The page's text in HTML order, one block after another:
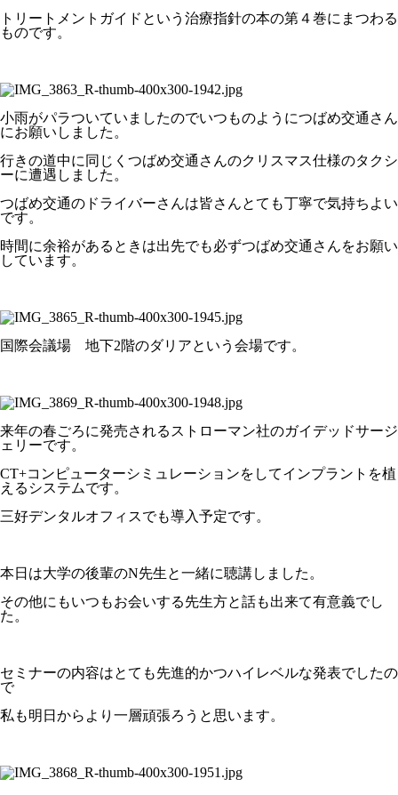
トリートメントガイドという治療指針の本の第４巻にまつわる
ものです。
小雨がパラついていましたのでいつものようにつばめ交通さん
にお願いしました。
行きの道中に同じくつばめ交通さんのクリスマス仕様のタクシ
ーに遭遇しました。
つばめ交通のドライバーさんは皆さんとても丁寧で気持ちよい
です。
時間に余裕があるときは出先でも必ずつばめ交通さんをお願い
しています。
国際会議場 地下2階のダリアという会場です。
来年の春ごろに発売されるストローマン社のガイデッドサージ
ェリーです。
CT+コンピューターシミュレーションをしてインプラントを植
えるシステムです。
三好デンタルオフィスでも導入予定です。
本日は大学の後輩のN先生と一緒に聴講しました。
その他にもいつもお会いする先生方と話も出来て有意義でし
た。
セミナーの内容はとても先進的かつハイレベルな発表でしたの
で
私も明日からより一層頑張ろうと思います。